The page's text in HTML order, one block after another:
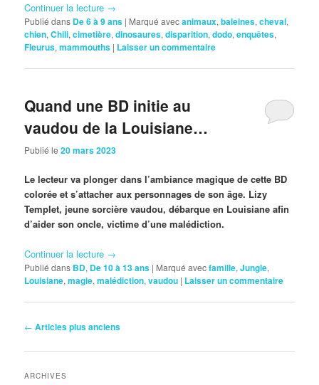
Continuer la lecture →
Publié dans De 6 à 9 ans | Marqué avecanimaux,baleines,cheval,
chien,Chili,cimetière,dinosaures,disparition,dodo,enquêtes,
Fleurus,mammouths | Laisser un commentaire
Quand une BD initie au
vaudou de la Louisiane…
Publié le20 mars 2023
Le lecteur va plonger dans l’ambiance magique de cette BD
colorée et s’attacher aux personnages de son âge. Lizy
Templet, jeune sorcière vaudou, débarque en Louisiane afin
d’aider son oncle, victime d’une malédiction.
Continuer la lecture →
Publié dans BD, De 10 à 13 ans | Marqué avecfamille,Jungle,
Louisiane,magie,malédiction,vaudou | Laisser un commentaire
Navigation
articles
← Articles plus anciens
ARCHIVES